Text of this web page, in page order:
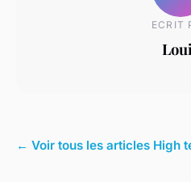
ECRIT
← Voir tous les articles High